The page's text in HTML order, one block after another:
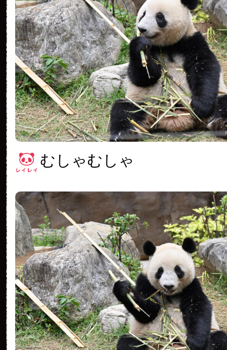
むしゃむしゃ